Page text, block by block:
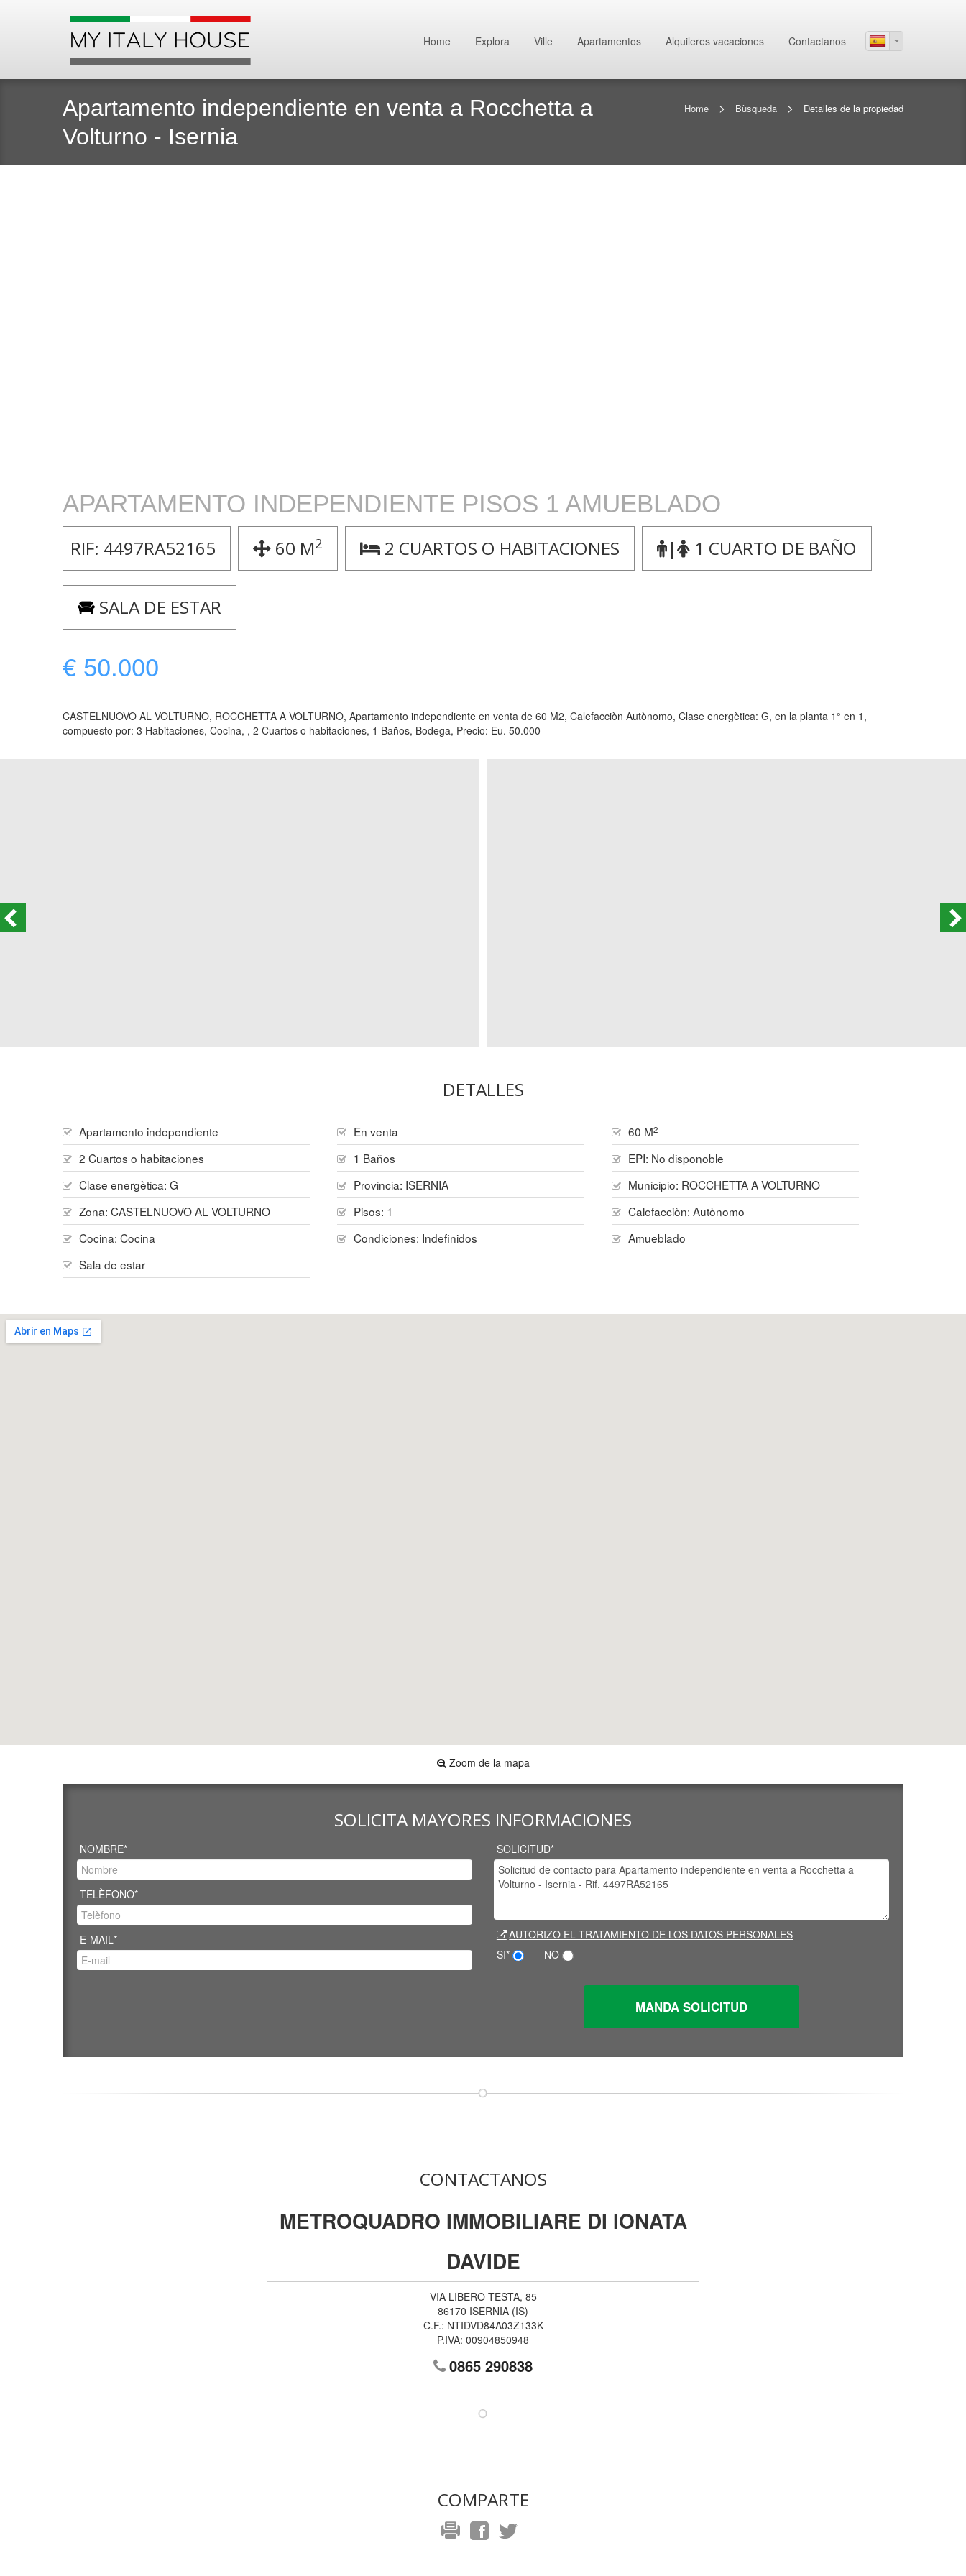
Home Explora Ville Apartamentos Alquileres vacaciones Contactanos
Apartamento independiente en venta a Rocchetta a
Volturno - Isernia
Home > Bùsqueda > Detalles de la propiedad
APARTAMENTO INDEPENDIENTE PISOS 1 AMUEBLADO
RIF: 4497RA52165 60 M2 2 CUARTOS O HABITACIONES | 1 CUARTO DE BAÑO
SALA DE ESTAR
€ 50.000
CASTELNUOVO AL VOLTURNO, ROCCHETTA A VOLTURNO, Apartamento independiente en venta de 60 M2, Calefacciòn Autònomo, Clase energètica: G, en la planta 1° en 1,
compuesto por: 3 Habitaciones, Cocina, , 2 Cuartos o habitaciones, 1 Baños, Bodega, Precio: Eu. 50.000
DETALLES
Apartamento independiente En venta 60 M2
2 Cuartos o habitaciones 1 Baños
EPI: No disponoble
Clase energètica: G
Provincia: ISERNIA Municipio: ROCCHETTA A VOLTURNO
Zona: CASTELNUOVO AL VOLTURNO Pisos: 1 Calefacciòn:Autònomo
Cocina: Cocina Condiciones: Indefinidos
Amueblado
Sala de estar
Zoom de la mapa
SOLICITA MAYORES INFORMACIONES
NOMBRE*
TELÈFONO*
E-MAIL*
SOLICITUD*
AUTORIZO EL TRATAMIENTO DE LOS DATOS PERSONALES
SI*
NO
CONTACTANOS
METROQUADRO IMMOBILIARE DI IONATA
DAVIDE
VIA LIBERO TESTA, 85
86170 ISERNIA (IS)
C.F.: NTIDVD84A03Z133K
P.IVA: 00904850948
0865 290838
COMPARTE